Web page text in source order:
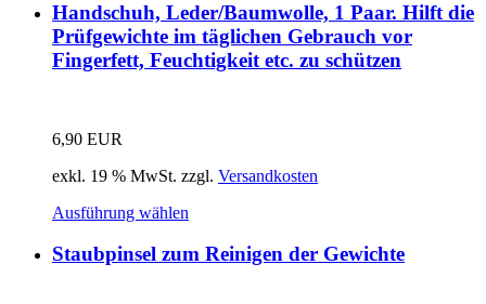
Handschuh, Leder/Baumwolle, 1 Paar. Hilft die
Prüfgewichte im täglichen Gebrauch vor
Fingerfett, Feuchtigkeit etc. zu schützen
6,90 EUR
exkl. 19 % MwSt. zzgl. Versandkosten
Ausführung wählen
Staubpinsel zum Reinigen der Gewichte